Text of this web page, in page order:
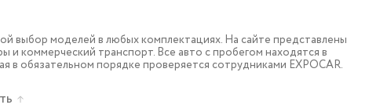
выбор моделей в любых комплектациях. На сайте представлены
коммерческий транспорт. Все авто с пробегом находятся в
обязательном порядке проверяется сотрудниками EXPOCAR.